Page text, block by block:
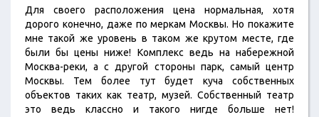
Для своего расположения цена нормальная, хотя
дорого конечно, даже по меркам Москвы. Но покажите
мне такой же уровень в таком же крутом месте, где
были бы цены ниже! Комплекс ведь на набережной
Москва-реки, а с другой стороны парк, самый центр
Москвы. Тем более тут будет куча собственных
объектов таких как театр, музей. Собственный театр
это ведь классно и такого нигде больше нет!